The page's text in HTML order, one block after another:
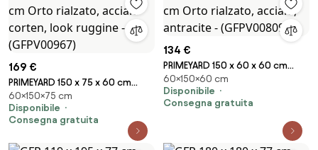
169 €
PRIMEYARD 150 x 75 x 60 cm
Orto rialzato, acciaio corten,
look ruggine - (GFPV00967)
60×150×75 cm
Disponibile
Consegna gratuita
134 €
PRIMEYARD 150 x 60 x 60 cm
Orto rialzato, acciaio,
antracite - (GFPV00809)
60×150×60 cm
Disponibile
Consegna gratuita